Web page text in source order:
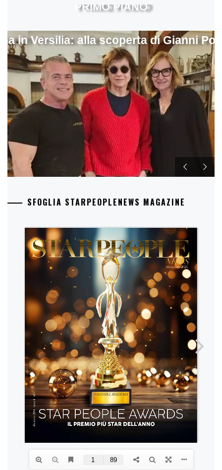
in Versilia: alla scoperta di Gianni
PRIMO PIANO
SFOGLIA STARPEOPLENEWS MAGAZINE